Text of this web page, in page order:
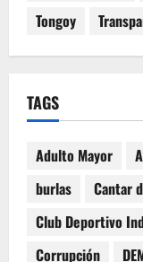
Tongoy
TAGS
Adulto Mayor
burlas
Cantar
Club Deportivo
Corrupción